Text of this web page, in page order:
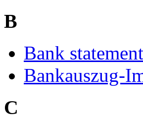
B
Bank
Bankauszug-
C